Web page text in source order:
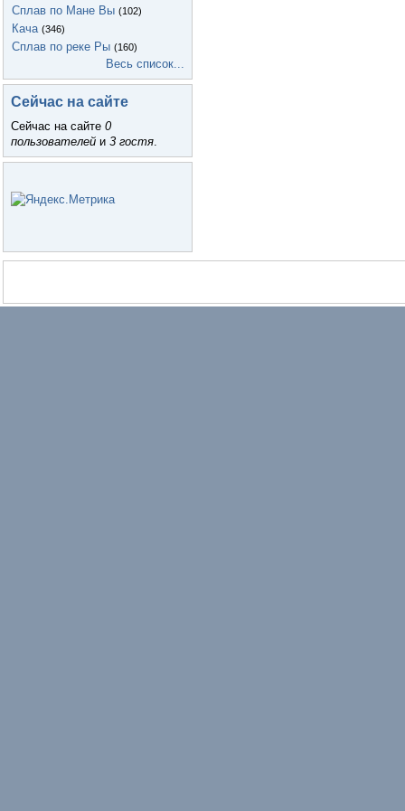
Сплав по Мане Вы (102)
Кача (346)
Сплав по реке Ры (160)
Весь список...
Сейчас на сайте
Сейчас на сайте 0
пользователей и 3 гостя.